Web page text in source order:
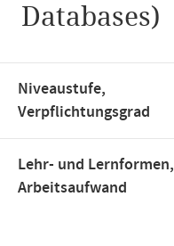
Databases)
Niveaustufe,
Verpflichtungsgrad
Lehr- und Lernformen,
Arbeitsaufwand